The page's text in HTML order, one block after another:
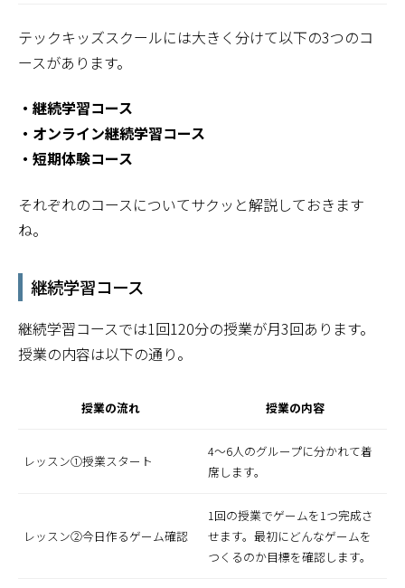
テックキッズスクールには大きく分けて以下の3つのコ
ースがあります。
・継続学習コース
・オンライン継続学習コース
・短期体験コース
それぞれのコースについてサクッと解説しておきます
ね。
継続学習コース
継続学習コースでは1回120分の授業が月3回あります。
授業の内容は以下の通り。
授業の流れ 授業の内容
レッスン①授業スタート
4～6人のグループに分かれて着
席します。
レッスン②今日作るゲーム確認
1回の授業でゲームを1つ完成さ
せます。最初にどんなゲームを
つくるのか目標を確認します。